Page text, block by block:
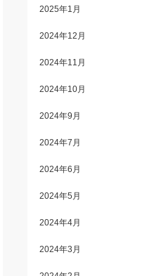
2025年1月
2024年12月
2024年11月
2024年10月
2024年9月
2024年7月
2024年6月
2024年5月
2024年4月
2024年3月